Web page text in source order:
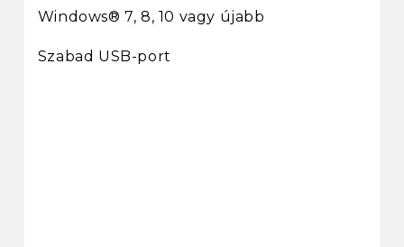
Windows® 7, 8, 10 vagy újabb
Szabad USB-port